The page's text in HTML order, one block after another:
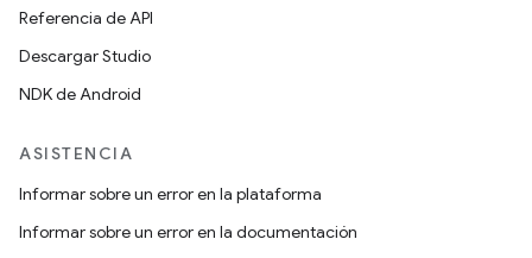
Referencia de API
Descargar Studio
NDK de Android
ASISTENCIA
Informar sobre un error en la plataforma
Informar sobre un error en la documentación